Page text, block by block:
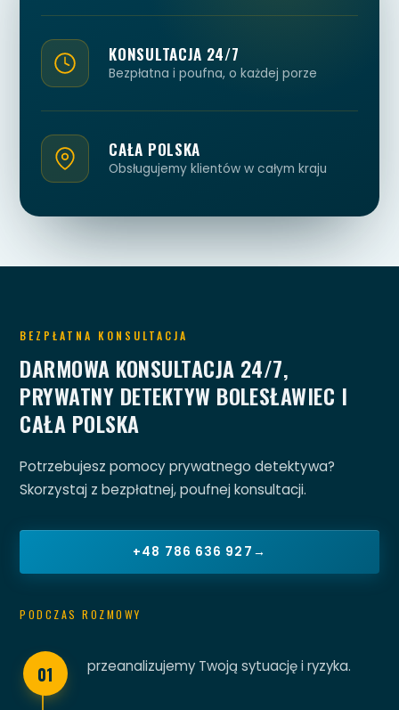
KONSULTACJA 24/7
Bezpłatna i poufna, o każdej porze
CAŁA POLSKA
Obsługujemy klientów w całym kraju
BEZPŁATNA KONSULTACJA
DARMOWA KONSULTACJA 24/7,
PRYWATNY DETEKTYW BOLESŁAWIEC I
CAŁA POLSKA
Potrzebujesz pomocy prywatnego detektywa?
Skorzystaj z bezpłatnej, poufnej konsultacji.
+48 786 636 927 →
PODCZAS ROZMOWY
01 przeanalizujemy Twoją sytuację i ryzyka.